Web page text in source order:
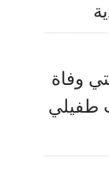
وفاة
طفيلي